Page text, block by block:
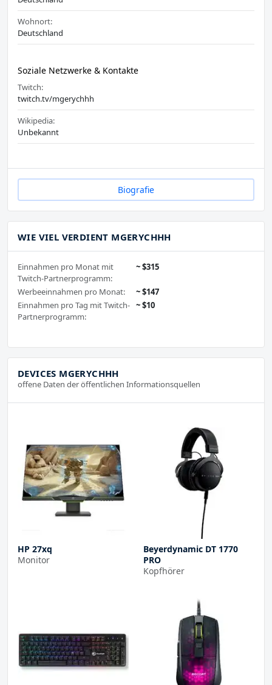
Wohnort:
Deutschland
Soziale Netzwerke & Kontakte
Twitch:
twitch.tv/mgerychhh
Wikipedia:
Unbekannt
Biografie
WIE VIEL VERDIENT MGERYCHHH
Einnahmen pro Monat mit
Twitch-Partnerprogramm:
~ $315
Werbeeinnahmen pro Monat:
~ $147
Einnahmen pro Tag mit Twitch-
Partnerprogramm:
~ $10
DEVICES MGERYCHHH
offene Daten der öffentlichen Informationsquellen
HP 27xq
Monitor
Beyerdynamic DT 1770
PRO
Kopfhörer